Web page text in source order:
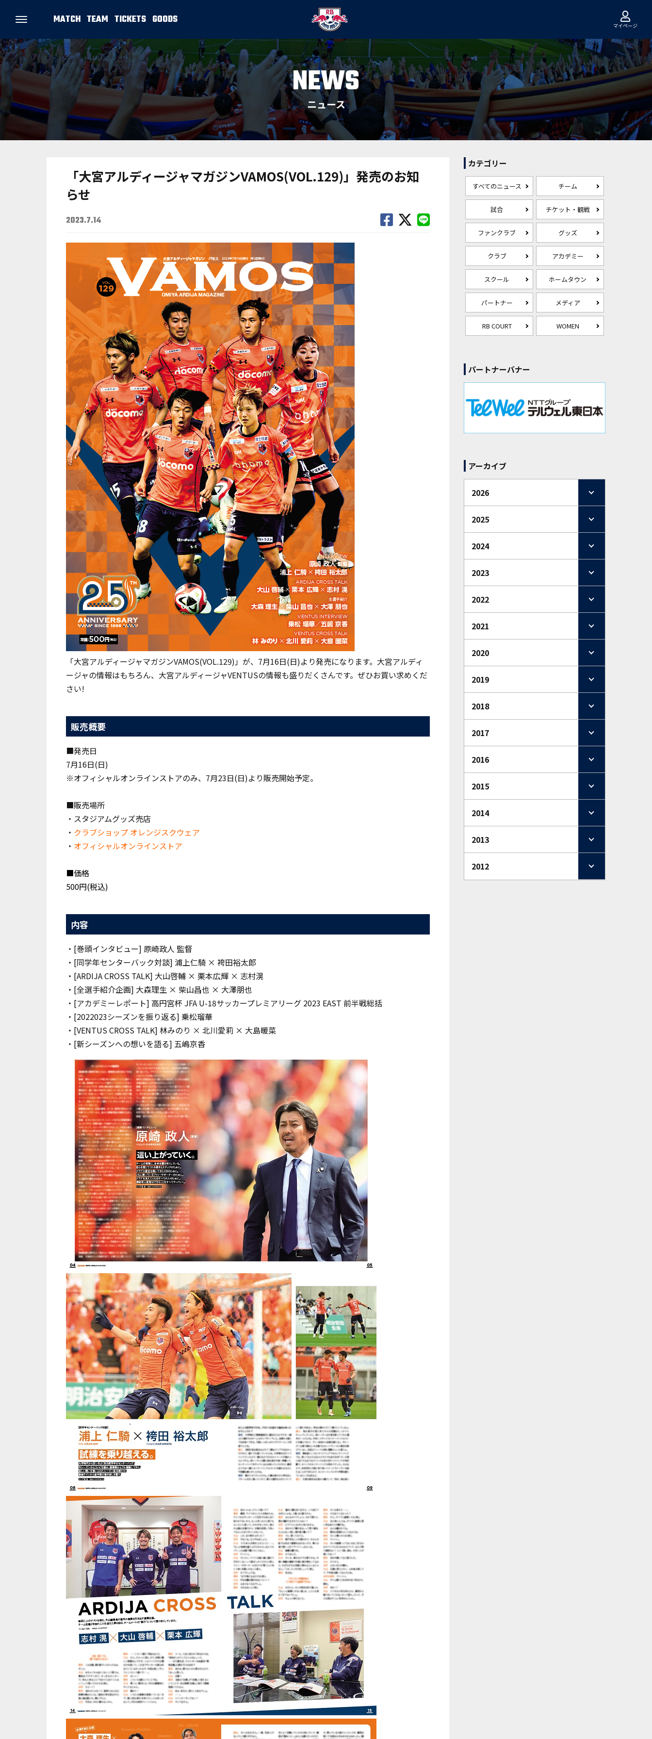
MATCH TEAM TICKETS GOODS マイページ
NEWS
ニュース
「大宮アルディージャマガジンVAMOS(VOL.129)」発売のお知
らせ
2023.7.14
「大宮アルディージャマガジンVAMOS(VOL.129)」が、7月16日(日)より発売になります。大宮アルディ
ージャの情報はもちろん、大宮アルディージャVENTUSの情報も盛りだくさんです。ぜひお買い求めくだ
さい!
販売概要
■発売日
7月16日(日)
※オフィシャルオンラインストアのみ、 7月23日(日)より販売開始予定。
■販売場所
・スタジアムグッズ売店
・ クラブショップ オレンジスクウェア
・ オフィシャルオンラインストア
■価格
500円(税込)
内容
・[巻頭インタビュー] 原崎政人 監督
・[同学年センターバック対談] 浦上仁騎 × 袴田裕太郎
・[ARDIJA CROSS TALK] 大山啓輔 × 栗本広輝 × 志村滉
・[全選手紹介企画] 大森理生 × 柴山昌也 × 大澤朋也
・[アカデミーレポート] 高円宮杯 JFA U-18サッカープレミアリーグ 2023 EAST 前半戦総括
・[2022023シーズンを振り返る] 乗松瑠華
・[VENTUS CROSS TALK] 林みのり × 北川愛莉 × 大島暖菜
・[新シーズンへの想いを語る] 五嶋京香
カテゴリー
すべてのニュース チーム
試合 チケット・観戦
ファンクラブ グッズ
クラブ アカデミー
スクール ホームタウン
パートナー メディア
RB COURT WOMEN
パートナーバナー
アーカイブ
2026
2025
2024
2023
2022
2021
2020
2019
2018
2017
2016
2015
2014
2013
2012